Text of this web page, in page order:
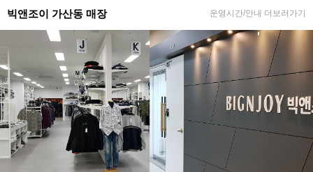
빅앤조이 가산동 매장 운영시간/안내 더보러가기